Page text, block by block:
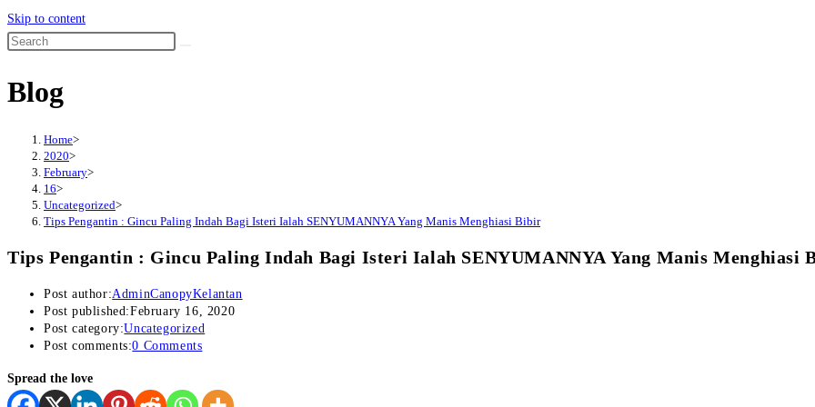
Skip to content
Blog
Home>
2020>
February>
16>
Uncategorized>
Tips Pengantin : Gincu Paling Indah Bagi Isteri Ialah SENYUMANNYA Yang Manis Menghiasi Bibir
Tips Pengantin : Gincu Paling Indah Bagi Isteri Ialah SENYUMANNYA Yang Manis Menghiasi
Post author:AdminCanopyKelantan
Post published:February 16, 2020
Post category:Uncategorized
Post comments:0 Comments
Spread the love